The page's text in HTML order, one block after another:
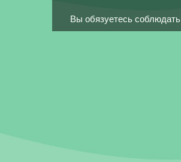
Вы обязуетесь соблюдать